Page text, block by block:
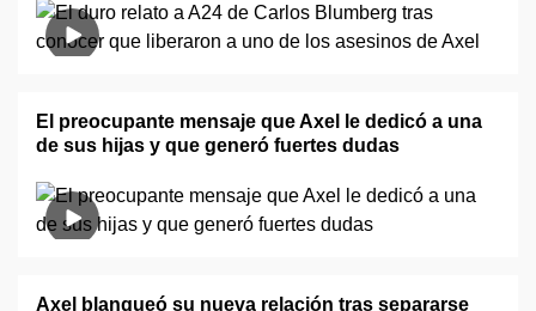
El preocupante mensaje que Axel le dedicó a una
de sus hijas y que generó fuertes dudas
Axel blanqueó su nueva relación tras separarse